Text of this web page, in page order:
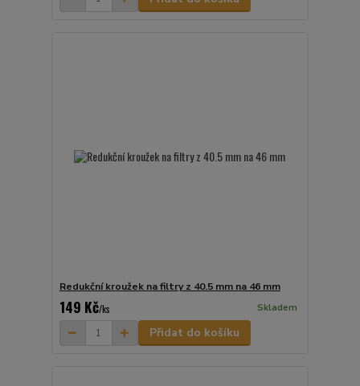
Redukční kroužek na filtry z 40.5 mm na 46 mm
149 Kč/ks Skladem
Přidat do košíku